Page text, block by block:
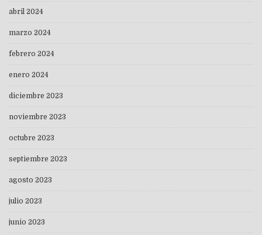
abril 2024
marzo 2024
febrero 2024
enero 2024
diciembre 2023
noviembre 2023
octubre 2023
septiembre 2023
agosto 2023
julio 2023
junio 2023